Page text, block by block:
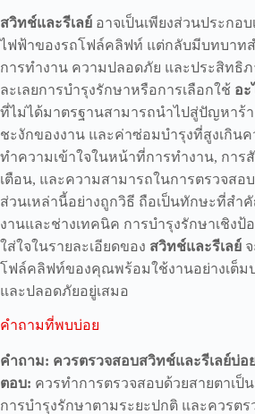
สวิทช์และรีเลย์ อาจเป็นเพียงส่วนประกอ
ไฟฟ้าของรถโฟล์คลิฟท์ แต่กลับมีบทบาท
การทำงาน ความปลอดภัย และประสิทธิ
ละเลยการบำรุงรักษาหรือการเลือกใช้ อะ
ที่ไม่ได้มาตรฐานสามารถนำไปสู่ปัญหาร้า
ชะงักของงาน และค่าซ่อมบำรุงที่สูงเกินค
ทำความเข้าใจในหน้าที่การทำงาน, กา
เตือน, และความสามารถในการตรวจสอ
ส่วนเหล่านี้อย่างถูกวิธี ถือเป็นทักษะที่สำ
งานและช่างเทคนิค การบำรุงรักษาเชิงป้
ใส่ใจในรายละเอียดของ สวิทช์และรีเลย์
โฟล์คลิฟท์ของคุณพร้อมใช้งานอย่างเต็ม
และปลอดภัยอยู่เสมอ
คำถามที่พบบ่อย
คำถาม: ควรตรวจสอบสวิทช์และรีเลย์บ่อ
ตอบ: ควรทำการตรวจสอบด้วยสายตาเป็
การบำรุงรักษาตามระยะปกติ และควรตร